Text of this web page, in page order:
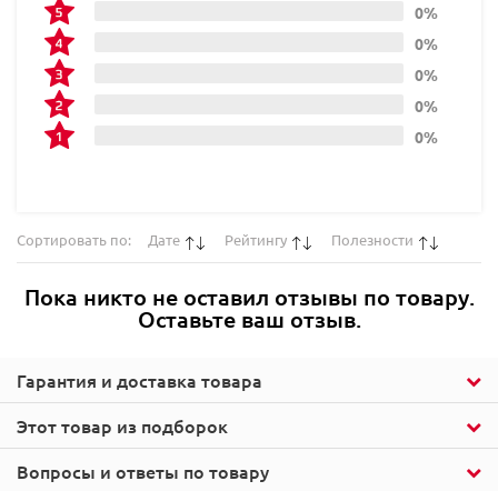
Этот товар из подборок
Гарантия и доставка товара
0%
0%
0%
0%
0%
Сортировать по: Дате Рейтингу Полезности
Пока никто не оставил отзывы по товару.
Оставьте ваш отзыв.
Вопросы и ответы по товару